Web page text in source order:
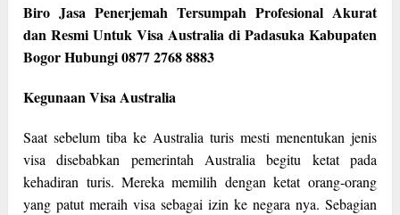
Biro Jasa Penerjemah Tersumpah Profesional Akurat
dan Resmi Untuk Visa Australia di Padasuka Kabupaten
Bogor Hubungi 0877 2768 8883
Kegunaan Visa Australia
Saat sebelum tiba ke Australia turis mesti menentukan jenis
visa disebabkan pemerintah Australia begitu ketat pada
kehadiran turis. Mereka memilih dengan ketat orang-orang
yang patut meraih visa sebagai izin ke negara nya. Sebagian